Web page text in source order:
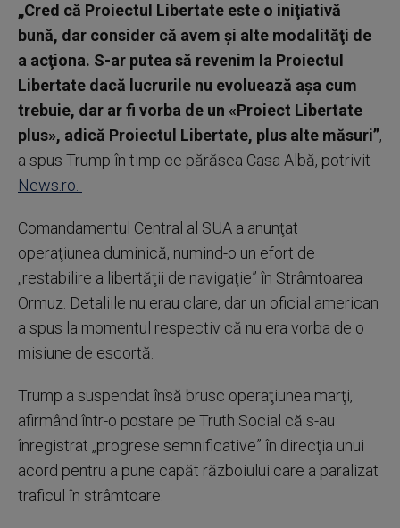
„Cred că Proiectul Libertate este o iniţiativă
bună, dar consider că avem şi alte modalităţi de
a acţiona. S-ar putea să revenim la Proiectul
Libertate dacă lucrurile nu evoluează aşa cum
trebuie, dar ar fi vorba de un «Proiect Libertate
plus», adică Proiectul Libertate, plus alte măsuri”,
a spus Trump în timp ce părăsea Casa Albă, potrivit
News.ro.
Comandamentul Central al SUA a anunţat
operaţiunea duminică, numind-o un efort de
„restabilire a libertăţii de navigaţie” în Strâmtoarea
Ormuz. Detaliile nu erau clare, dar un oficial american
a spus la momentul respectiv că nu era vorba de o
misiune de escortă.
Trump a suspendat însă brusc operaţiunea marţi,
afirmând într-o postare pe Truth Social că s-au
înregistrat „progrese semnificative” în direcţia unui
acord pentru a pune capăt războiului care a paralizat
traficul în strâmtoare.